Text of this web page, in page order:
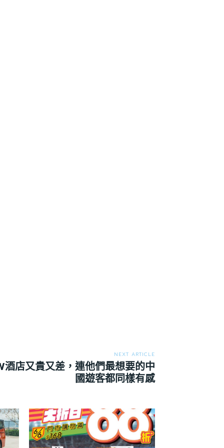
NEXT ARTICLE
酒店又貴又差，連他們最想要的中
國遊客都同樣有感